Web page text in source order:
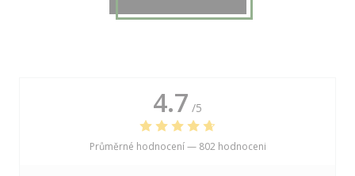
4.7 /5
Průměrné hodnocení — 802 hodnoceni